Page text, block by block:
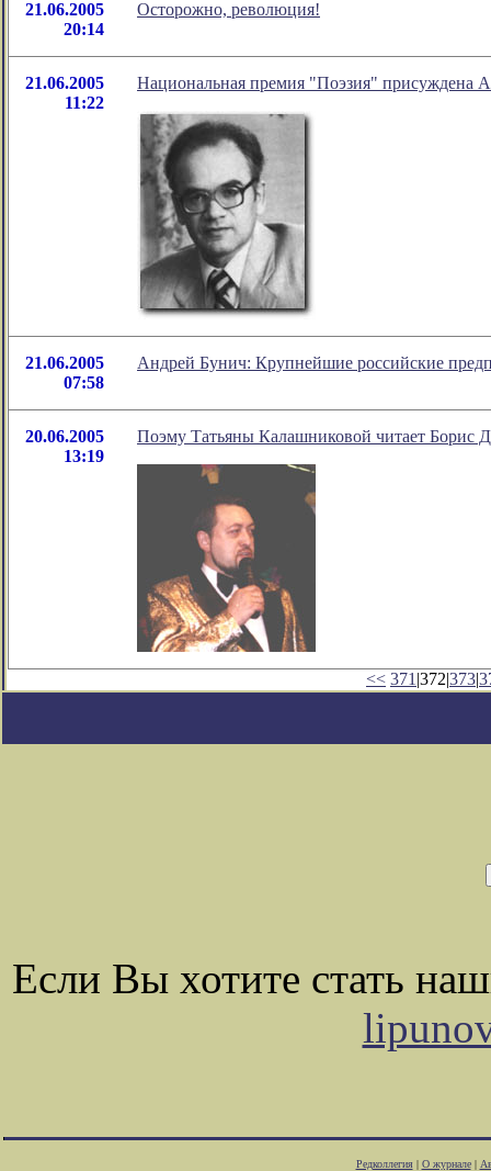
21.06.2005
20:14
Осторожно, революция!
21.06.2005
11:22
Национальная премия "Поэзия" присуждена
21.06.2005
07:58
Андрей Бунич: Крупнейшие российские
20.06.2005
13:19
Поэму Татьяны Калашниковой читает Борис
<< 371 |372|373|
Если Вы хотите стать
Редколлегия| О журнале|